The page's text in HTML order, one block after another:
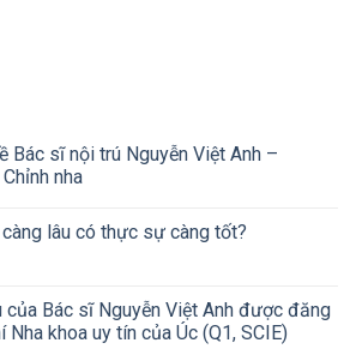
Bác sĩ nội trú Nguyễn Việt Anh –
nha
lâu có thực sự càng tốt?
của Bác sĩ Nguyễn Việt Anh được đăng
Nha khoa uy tín của Úc (Q1, SCIE)